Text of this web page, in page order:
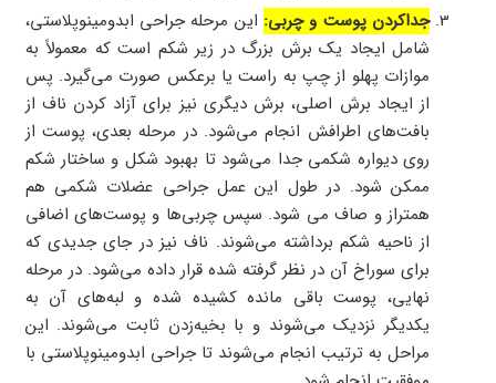
جداکردن پوست و چربی: این مرحله جراحی ابدومینوپلاستی،
شامل ایجاد یک برش بزرگ در زیر شکم است که معمولاً به
موازات پهلو از چپ به راست یا برعکس صورت می‌گیرد. پس
از ایجاد برش اصلی، برش دیگری نیز برای آزاد کردن ناف از
بافت‌های اطرافش انجام می‌شود. در مرحله بعدی، پوست از
روی دیواره شکمی جدا می‌شود تا بهبود شکل و ساختار شکم
ممکن شود. در طول این عمل جراحی عضلات شکمی هم
همتراز و صاف می شود. سپس چربی‌ها و پوست‌های اضافی
از ناحیه شکم برداشته می‌شوند. ناف نیز در جای جدیدی که
برای سوراخ آن در نظر گرفته شده قرار داده می‌شود. در مرحله
نهایی، پوست باقی مانده کشیده شده و لبه‌های آن به
یکدیگر نزدیک می‌شوند و با بخیه‌زدن ثابت می‌شوند. این
مراحل به ترتیب انجام می‌شوند تا جراحی ابدومینوپلاستی با